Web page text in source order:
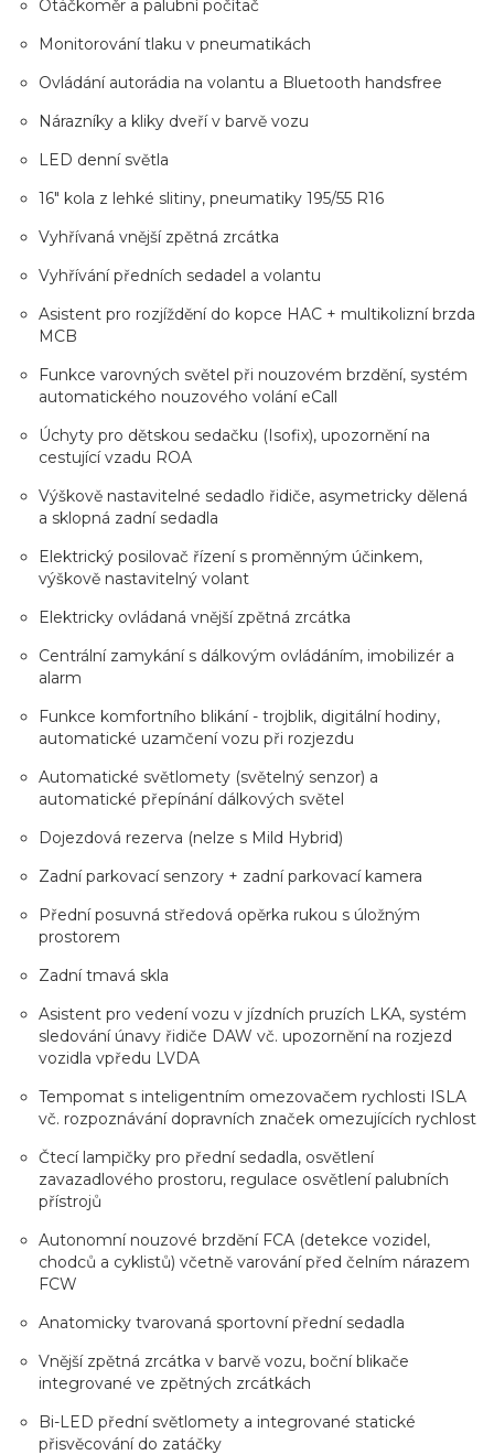
Otáčkoměr a palubní počítač
Monitorování tlaku v pneumatikách
Ovládání autorádia na volantu a Bluetooth handsfree
Nárazníky a kliky dveří v barvě vozu
LED denní světla
16" kola z lehké slitiny, pneumatiky 195/55 R16
Vyhřívaná vnější zpětná zrcátka
Vyhřívání předních sedadel a volantu
Asistent pro rozjíždění do kopce HAC + multikolizní brzda
MCB
Funkce varovných světel při nouzovém brzdění, systém
automatického nouzového volání eCall
Úchyty pro dětskou sedačku (Isofix), upozornění na
cestující vzadu ROA
Výškově nastavitelné sedadlo řidiče, asymetricky dělená
a sklopná zadní sedadla
Elektrický posilovač řízení s proměnným účinkem,
výškově nastavitelný volant
Elektricky ovládaná vnější zpětná zrcátka
Centrální zamykání s dálkovým ovládáním, imobilizér a
alarm
Funkce komfortního blikání - trojblik, digitální hodiny,
automatické uzamčení vozu při rozjezdu
Automatické světlomety (světelný senzor) a
automatické přepínání dálkových světel
Dojezdová rezerva (nelze s Mild Hybrid)
Zadní parkovací senzory + zadní parkovací kamera
Přední posuvná středová opěrka rukou s úložným
prostorem
Zadní tmavá skla
Asistent pro vedení vozu v jízdních pruzích LKA, systém
sledování únavy řidiče DAW vč. upozornění na rozjezd
vozidla vpředu LVDA
Tempomat s inteligentním omezovačem rychlosti ISLA
vč. rozpoznávání dopravních značek omezujících rychlost
Čtecí lampičky pro přední sedadla, osvětlení
zavazadlového prostoru, regulace osvětlení palubních
přístrojů
Autonomní nouzové brzdění FCA (detekce vozidel,
chodců a cyklistů) včetně varování před čelním nárazem
FCW
Anatomicky tvarovaná sportovní přední sedadla
Vnější zpětná zrcátka v barvě vozu, boční blikače
integrované ve zpětných zrcátkách
Bi-LED přední světlomety a integrované statické
přisvěcování do zatáčky